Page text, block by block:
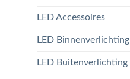
LED Accessoires
LED Binnenverlichting
LED Buitenverlichting